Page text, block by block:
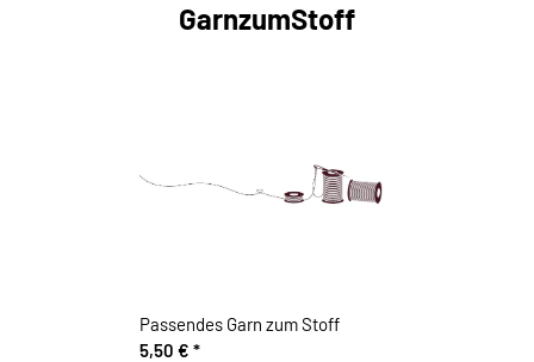
GarnzumStoff
Passendes Garn zum Stoff
5,50 € *